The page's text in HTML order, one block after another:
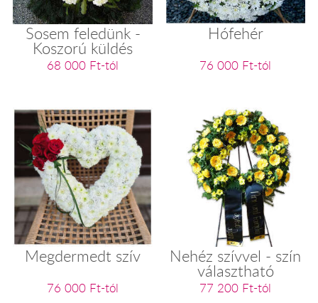
Sosem feledünk -
Koszorú küldés
68 000 Ft-tól
Hófehér
76 000 Ft-tól
Megdermedt szív
76 000 Ft-tól
Nehéz szívvel - szín
választható
77 200 Ft-tól